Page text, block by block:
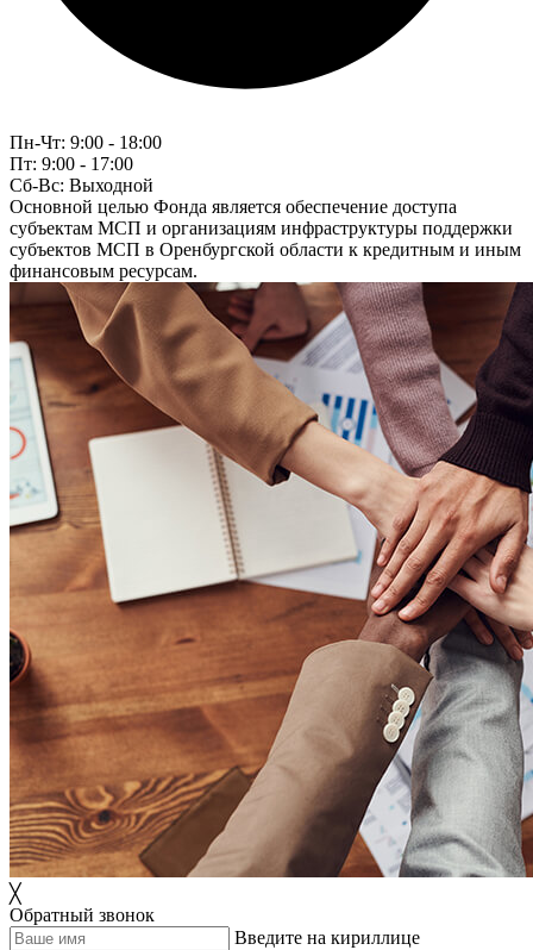
Пн-Чт: 9:00 - 18:00
Пт: 9:00 - 17:00
Сб-Вс: Выходной
Основной целью Фонда является обеспечение доступа
субъектам МСП и организациям инфраструктуры поддержки
субъектов МСП в Оренбургской области к кредитным и иным
финансовым ресурсам.
╳
Обратный звонок
Введите на кириллице